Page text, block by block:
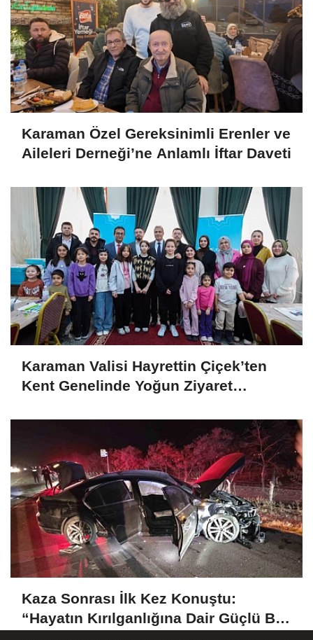
Karaman Özel Gereksinimli Erenler ve
Aileleri Derneği’ne Anlamlı İftar Daveti
Karaman Valisi Hayrettin Çiçek’ten
Kent Genelinde Yoğun Ziyaret
Kaza Sonrası İlk Kez Konuştu:
“Hayatın Kırılganlığına Dair Güçlü Bir